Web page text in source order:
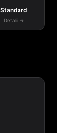
Standard
Detalii →